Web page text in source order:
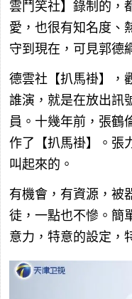
雲鬥笑社】錄制的，
愛，也很有知名度、
守到現在，可見郭德
德雲社【扒馬褂】，
誰演，就是在放出訊
員。十幾年前，張鶴
作了【扒馬褂】。張
叫起來的。
有機會，有資源，被
徒，一點也不慘。簡
意力，特意的設定，